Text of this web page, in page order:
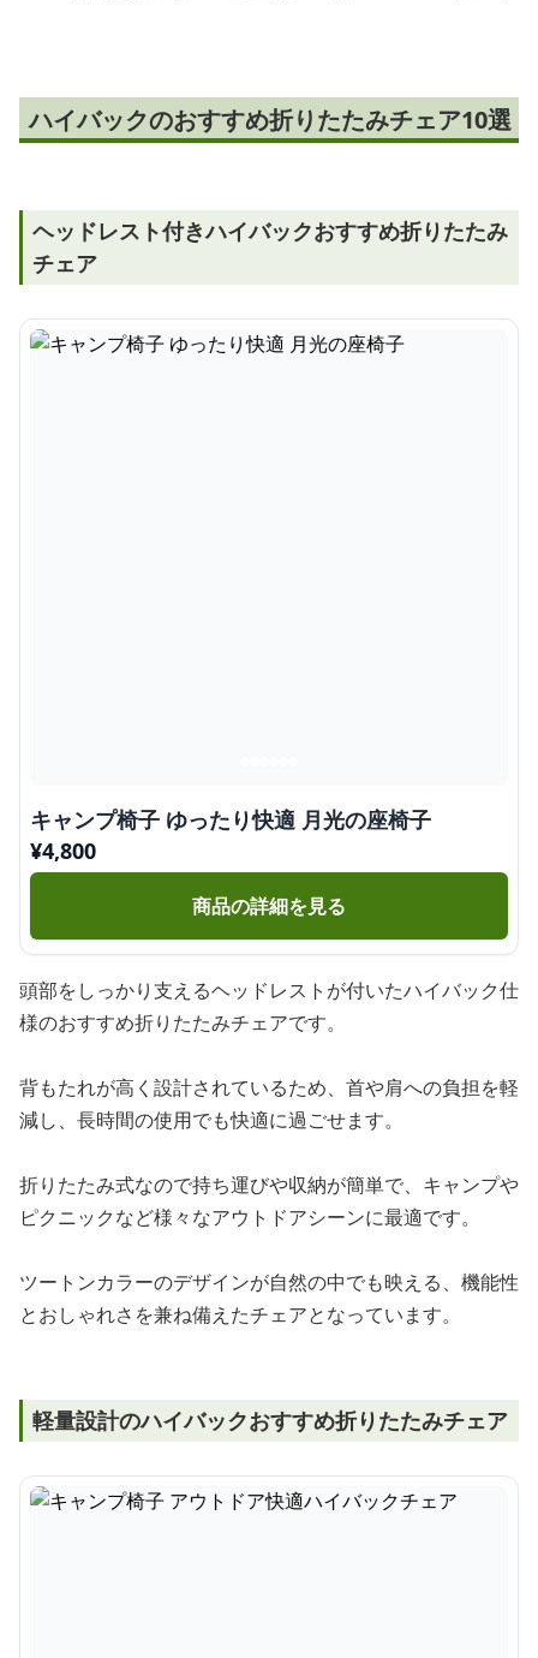
ハイバックのおすすめ折りたたみチェア10選
ヘッドレスト付きハイバックおすすめ折りたたみ
チェア
キャンプ椅子 ゆったり快適 月光の座椅子
¥4,800
商品の詳細を見る
頭部をしっかり支えるヘッドレストが付いたハイバック仕
様のおすすめ折りたたみチェアです。
背もたれが高く設計されているため、首や肩への負担を軽
減し、長時間の使用でも快適に過ごせます。
折りたたみ式なので持ち運びや収納が簡単で、キャンプや
ピクニックなど様々なアウトドアシーンに最適です。
ツートンカラーのデザインが自然の中でも映える、機能性
とおしゃれさを兼ね備えたチェアとなっています。
軽量設計のハイバックおすすめ折りたたみチェア